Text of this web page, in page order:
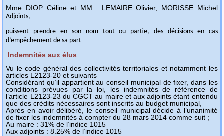
Mme DIOP Céline et MM. LEMAIRE Olivier, MORISSE Michel
Adjoints,
puissent prendre en son nom tout ou partie, des décisions en cas
d’empêchement de sa part
Indemnités aux élus
Vu le code général des collectivités territoriales et notamment les
articles L2123-20 et suivants
Considérant qu’il appartient au conseil municipal de fixer, dans les
conditions prévues par la loi, les indemnités de référence de
l’article L2123-23 du CGCT au maire et aux adjoints étant entendu
que des crédits nécessaires sont inscrits au budget municipal,
Après en avoir délibéré, le conseil municipal décide à l’unanimité
de fixer les indemnités à compter du 28 mars 2014 comme suit ;
Au maire : 31% de l’indice 1015
Aux adjoints : 8.25% de l’indice 1015